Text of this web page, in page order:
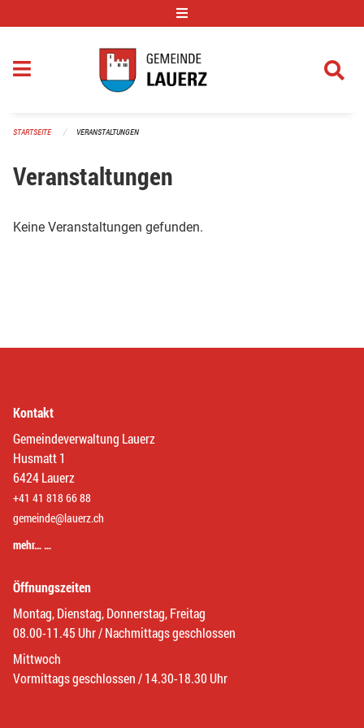
STARTSEITE VERANSTALTUNGEN
Veranstaltungen
Keine Veranstaltungen gefunden.
Kontakt
Gemeindeverwaltung Lauerz
Husmatt 1
6424 Lauerz
+41 41 818 66 88
gemeinde@lauerz.ch
mehr… …
Öffnungszeiten
Montag, Dienstag, Donnerstag, Freitag
08.00-11.45 Uhr / Nachmittags geschlossen
Mittwoch
Vormittags geschlossen / 14.30-18.30 Uhr